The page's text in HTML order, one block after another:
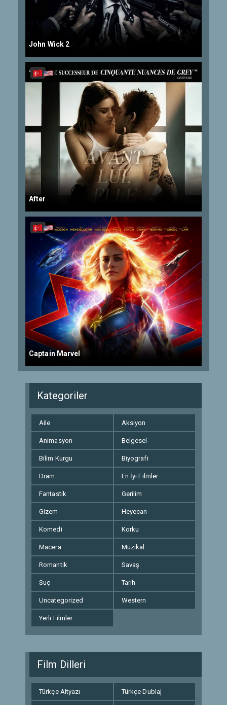
John Wick 2
After
Captain Marvel
Kategoriler
Aile Aksiyon
Animasyon Belgesel
Bilim Kurgu Biyografi
Dram En İyi Filmler
Fantastik Gerilim
Gizem Heyecan
Komedi Korku
Macera Müzikal
Romantik Savaş
Suç Tarih
Uncategorized Western
Yerli Filmler
Film Dilleri
Türkçe Altyazı Türkçe Dublaj